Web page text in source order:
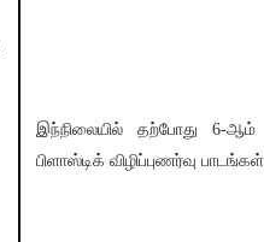
இந்நிலையில் தற்போது 6-ஆம்
பிளாஸ்டிக் விழிப்புணர்வு